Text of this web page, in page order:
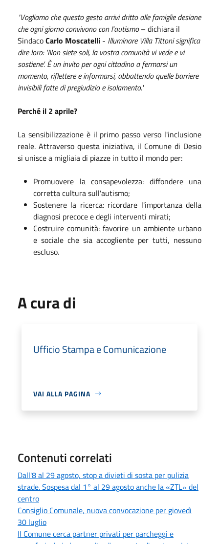
"Vogliamo che questo gesto arrivi dritto alle famiglie desiane
che ogni giorno convivono con l'autismo– dichiara il
SindacoCarlo Moscatelli - Illuminare Villa Tittoni significa
dire loro: 'Non siete soli, la vostra comunità vi vede e vi
sostiene'. È un invito per ogni cittadino a fermarsi un
momento, riflettere e informarsi, abbattendo quelle barriere
invisibili fatte di pregiudizio e isolamento."
Perché il 2 aprile?
La sensibilizzazione è il primo passo verso l'inclusione
reale. Attraverso questa iniziativa, il Comune di Desio
si unisce a migliaia di piazze in tutto il mondo per:
Promuovere la consapevolezza: diffondere una
corretta cultura sull'autismo;
Sostenere la ricerca: ricordare l'importanza della
diagnosi precoce e degli interventi mirati;
Costruire comunità: favorire un ambiente urbano
e sociale che sia accogliente per tutti, nessuno
escluso.
A cura di
Ufficio Stampa e Comunicazione
VAI ALLA PAGINA
Contenuti correlati
Dall'8 al 29 agosto, stop a divieti di sosta per pulizia
strade. Sospesa dal 1° al 29 agosto anche la «ZTL» del
centro
Consiglio Comunale, nuova convocazione per giovedì
30 luglio
Il Comune cerca partner privati per parcheggi e